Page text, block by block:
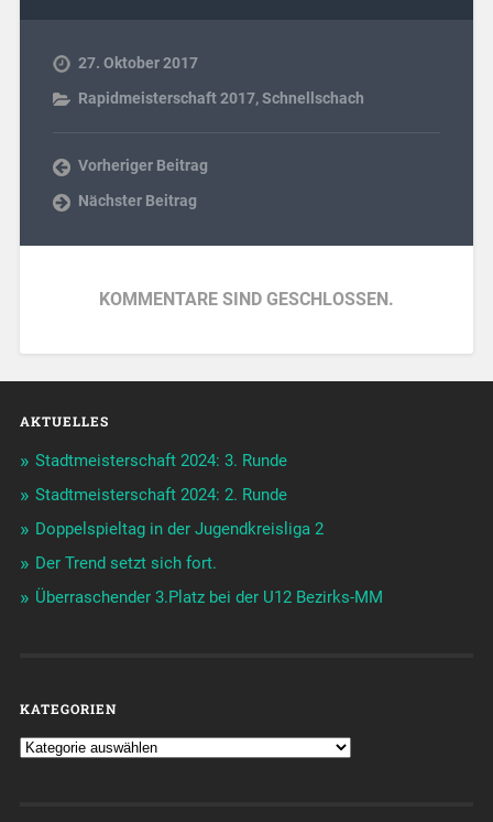
27. Oktober 2017
Rapidmeisterschaft 2017,Schnellschach
Vorheriger Beitrag
Nächster Beitrag
KOMMENTARE SIND GESCHLOSSEN.
AKTUELLES
Stadtmeisterschaft 2024: 3. Runde
Stadtmeisterschaft 2024: 2. Runde
Doppelspieltag in der Jugendkreisliga 2
Der Trend setzt sich fort.
Überraschender 3.Platz bei der U12 Bezirks-MM
KATEGORIEN